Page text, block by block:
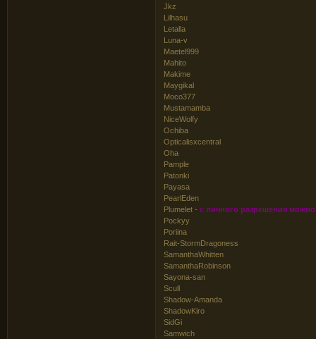
Jkz
Lilhasu
Letalla
Luna-v
Maetel999
Mahito
Makime
Maygikal
Moco377
Mustamamba
NiceWolfy
Ochiba
Opticalisxcentral
Oha
Pample
Patonki
Payasa
PearlEden
Plumelet -с личного разрешения можно
Pockyy
Poriina
Rait-StormDragoness
SamanthaWhitten
SamanthaRobinson
Sayona-san
Scull
Shadow-Amanda
ShadowKiro
SidGi
Samwich